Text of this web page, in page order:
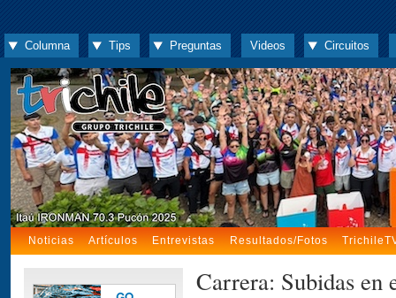
Columna Tips Preguntas Videos Circuitos
Noticias Artículos Entrevistas Resultados/Fotos
Carrera: Subidas en